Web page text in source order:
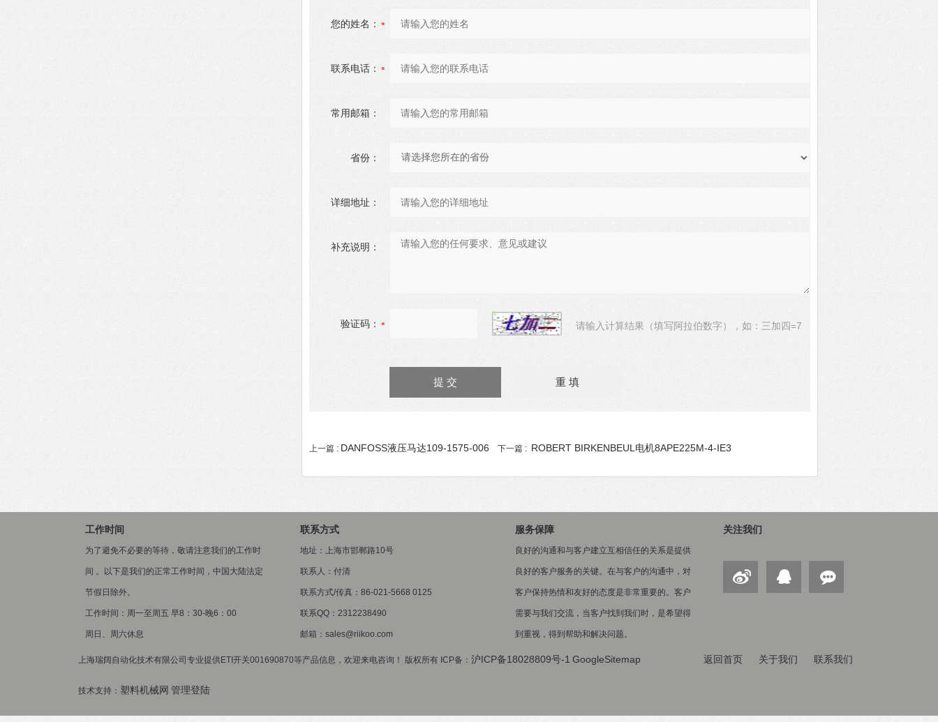
您的姓名：
联系电话：
常用邮箱：
省份：
详细地址：
补充说明：
验证码： 请输入计算结果（填写阿拉伯数字），如：三加四=7
上一篇 : DANFOSS液压马达109-1575-006 下一篇 : ROBERT BIRKENBEUL电机8APE225M-4-IE3
工作时间
为了避免不必要的等待，敬请注意我们的工作时
间 。以下是我们的正常工作时间，中国大陆法定
节假日除外。
工作时间：周一至周五 早8：30-晚6：00
周日、周六休息
联系方式
地址：上海市邯郸路10号
联系人：付清
联系方式/传真：86-021-5668 0125
联系QQ：2312238490
邮箱：sales@riikoo.com
服务保障
良好的沟通和与客户建立互相信任的关系是提供
良好的客户服务的关键。在与客户的沟通中，对
客户保持热情和友好的态度是非常重要的。客户
需要与我们交流，当客户找到我们时，是希望得
到重视，得到帮助和解决问题。
关注我们
上海瑞阔自动化技术有限公司专业提供ETI开关001690870等产品信息，欢迎来电咨询！ 版权所有 ICP备： 沪ICP备18028809号-1 GoogleSitemap
技术支持： 塑料机械网 管理登陆
返回首页 关于我们 联系我们